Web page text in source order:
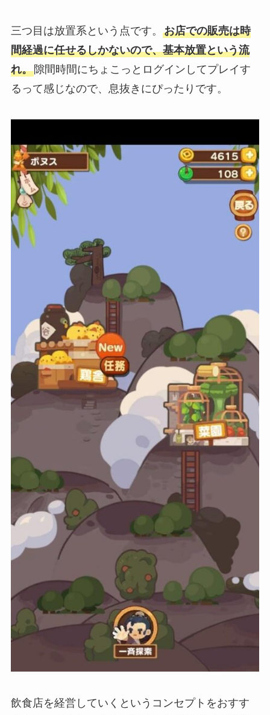
三つ目は放置系という点です。 お店での販売は時
間経過に任せるしかないので、基本放置という流
れ。隙間時間にちょこっとログインしてプレイす
るって感じなので、息抜きにぴったりです。
飲食店を経営していくというコンセプトをおすす